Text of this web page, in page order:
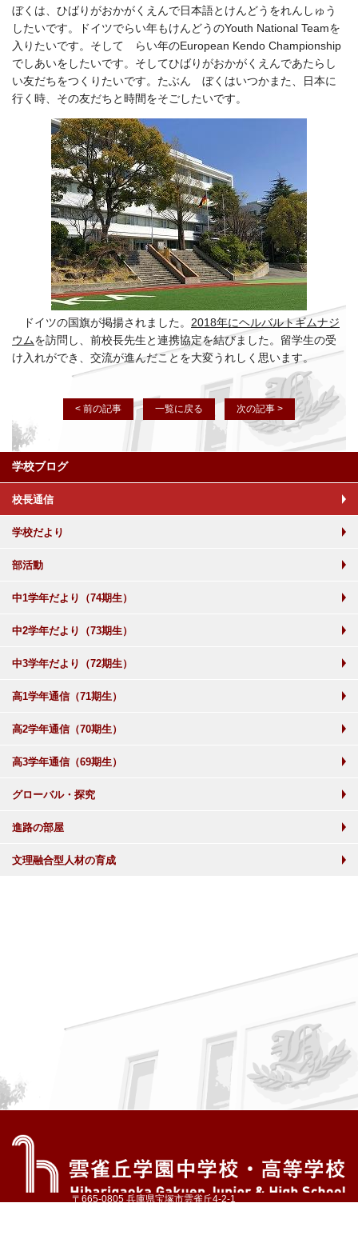
ぼくは、ひばりがおかがくえんで日本語とけんどうをれんしゅう
したいです。ドイツでらい年もけんどうのYouth National Teamを
入りたいです。そして らい年のEuropean Kendo Championship
でしあいをしたいです。そしてひばりがおかがくえんであたらし
い友だちをつくりたいです。たぶん ぼくはいつかまた、日本に
行く時、その友だちと時間をそごしたいです。
ドイツの国旗が掲揚されました。 2018年にヘルバルトギムナジ
ウムを訪問し、前校長先生と連携協定を結びました。留学生の受
け入れができ、交流が進んだことを大変うれしく思います。
< 前の記事 一覧に戻る 次の記事 >
学校ブログ
校長通信
学校だより
部活動
中1学年だより（74期生）
中2学年だより（73期生）
中3学年だより（72期生）
高1学年通信（71期生）
高2学年通信（70期生）
高3学年通信（69期生）
グローバル・探究
進路の部屋
文理融合型人材の育成
〒665-0805 兵庫県宝塚市雲雀丘4-2-1